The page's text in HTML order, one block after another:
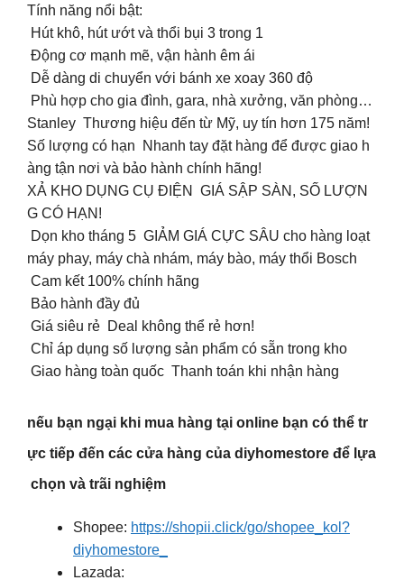
Tính năng nổi bật:
️ Hút khô, hút ướt và thổi bụi 3 trong 1
️ Động cơ mạnh mẽ, vận hành êm ái
️ Dễ dàng di chuyển với bánh xe xoay 360 độ
️ Phù hợp cho gia đình, gara, nhà xưởng, văn phòng…
Stanley Thương hiệu đến từ Mỹ, uy tín hơn 175 năm!
Số lượng có hạn Nhanh tay đặt hàng để được giao h
àng tận nơi và bảo hành chính hãng!
️XẢ KHO DỤNG CỤ ĐIỆN GIÁ SẬP SÀN, SỐ LƯỢN
G CÓ HẠN!
Dọn kho tháng 5 GIẢM GIÁ CỰC SÂU cho hàng loạt
máy phay, máy chà nhám, máy bào, máy thổi Bosch
Cam kết 100% chính hãng
Bảo hành đầy đủ
Giá siêu rẻ Deal không thể rẻ hơn!
Chỉ áp dụng số lượng sản phẩm có sẵn trong kho
Giao hàng toàn quốc Thanh toán khi nhận hàng
nếu bạn ngại khi mua hàng tại online bạn có thể tr
ực tiếp đến các cửa hàng của diyhomestore để lựa
chọn và trãi nghiệm
Shopee: https://shopii.click/go/shopee_kol?
diyhomestore_
Lazada: